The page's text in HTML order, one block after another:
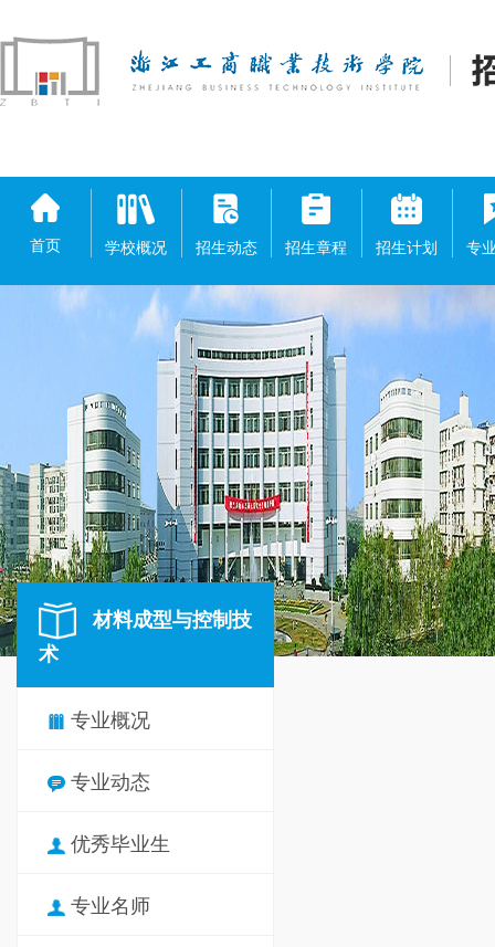
首页 学校概况 招生动态 招生章程 招生计划 专
材料成型与控制技
术
专业概况
专业动态
优秀毕业生
专业名师